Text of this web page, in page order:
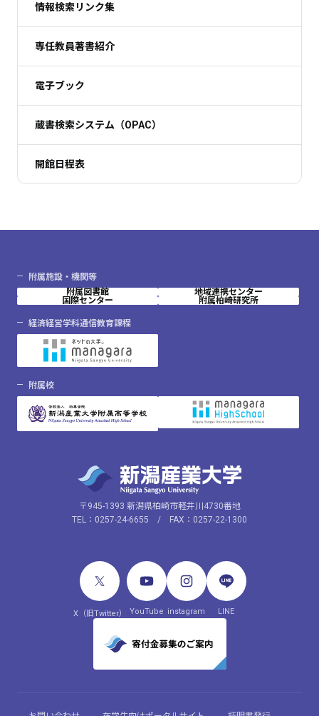
情報検索リンク集
専任教員著書紹介
電子ブック
蔵書検索システム（OPAC）
開館日程表
附属施設・機関等
附属図書館
地域連携センター
国際センター
附属柏崎研究所
経済経営学科通信教育課程
附属校
〒945-1393 新潟県柏崎市軽井川4730番地
TEL：0257-24-6655 / FAX：0257-22-1300
X（旧Twitter） YouTube instagram LINE